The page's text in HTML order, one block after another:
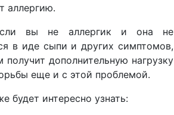
аллергию.
вы не аллергик и она не
в иде сыпи и других симптомов,
получит дополнительную нагрузку
еще и с этой проблемой.
будет интересно узнать: